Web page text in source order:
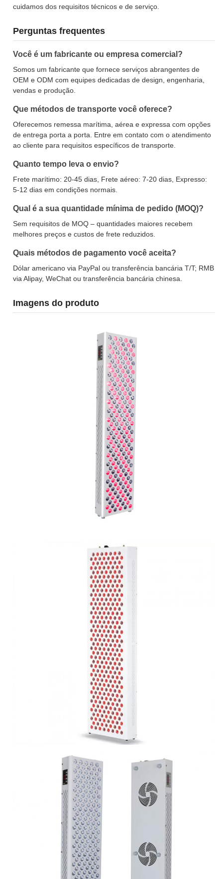
cuidamos dos requisitos técnicos e de serviço.
Perguntas frequentes
Você é um fabricante ou empresa comercial?
Somos um fabricante que fornece serviços abrangentes de
OEM e ODM com equipes dedicadas de design, engenharia,
vendas e produção.
Que métodos de transporte você oferece?
Oferecemos remessa marítima, aérea e expressa com opções
de entrega porta a porta. Entre em contato com o atendimento
ao cliente para requisitos específicos de transporte.
Quanto tempo leva o envio?
Frete marítimo: 20-45 dias, Frete aéreo: 7-20 dias, Expresso:
5-12 dias em condições normais.
Qual é a sua quantidade mínima de pedido (MOQ)?
Sem requisitos de MOQ – quantidades maiores recebem
melhores preços e custos de frete reduzidos.
Quais métodos de pagamento você aceita?
Dólar americano via PayPal ou transferência bancária T/T; RMB
via Alipay, WeChat ou transferência bancária chinesa.
Imagens do produto